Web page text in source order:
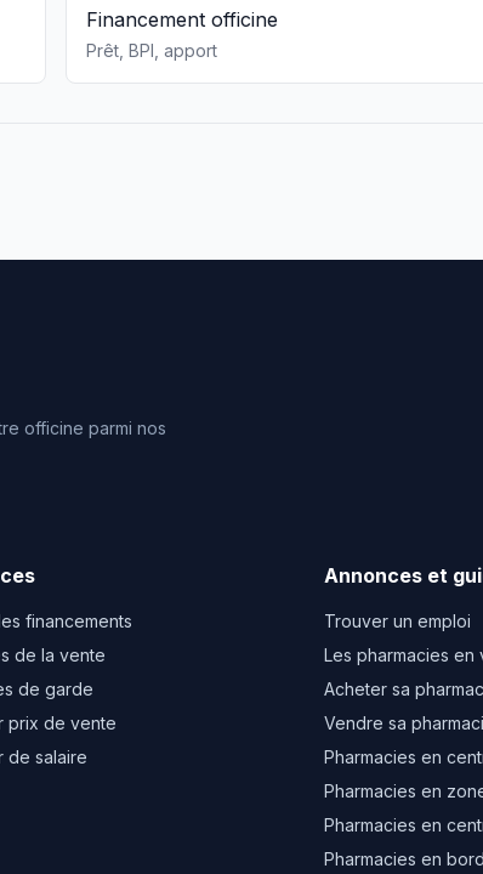
Financement officine
Prêt, BPI, apport
officine parmi nos
financements
de la vente
de garde
prix de vente
de salaire
Annonces et
Trouver un emploi
Les pharmacies en
Acheter sa
Vendre sa
Pharmacies en
Pharmacies en
Pharmacies en
Pharmacies en